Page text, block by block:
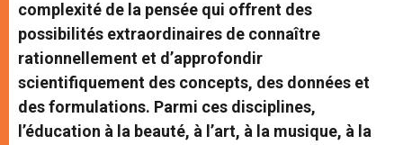
complexité de la pensée qui offrent des
possibilités extraordinaires de connaître
rationnellement et d’approfondir
scientifiquement des concepts, des données et
des formulations. Parmi ces disciplines,
l’éducation à la beauté, à l’art, à la musique, à la